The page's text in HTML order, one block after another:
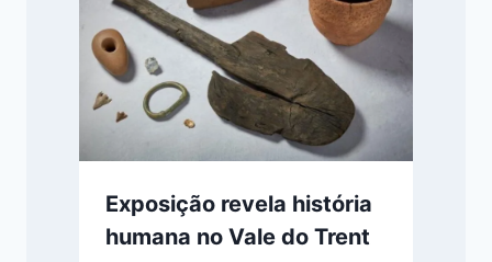
Exposição revela história
humana no Vale do Trent